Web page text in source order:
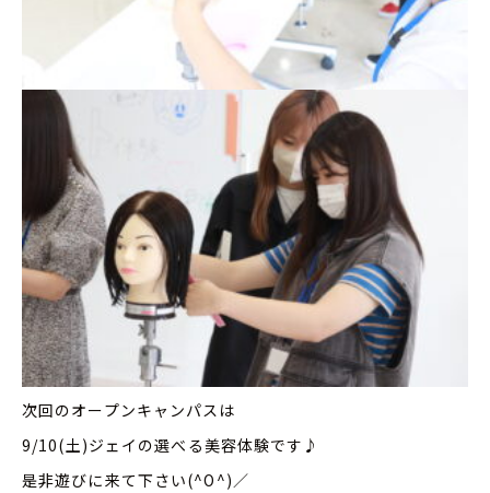
次回のオープンキャンパスは
9/10(土)ジェイの選べる美容体験です♪
是非遊びに来て下さい(^O^)／